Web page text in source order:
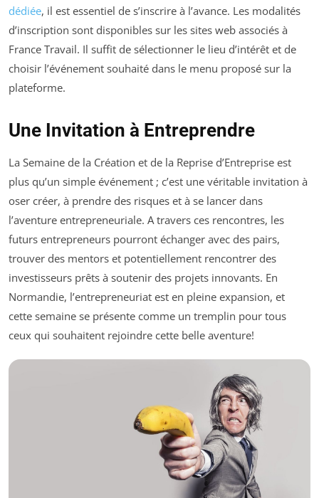
dédiée, il est essentiel de s’inscrire à l’avance. Les modalités
d’inscription sont disponibles sur les sites web associés à
France Travail. Il suffit de sélectionner le lieu d’intérêt et de
choisir l’événement souhaité dans le menu proposé sur la
plateforme.
Une Invitation à Entreprendre
La Semaine de la Création et de la Reprise d’Entreprise est
plus qu’un simple événement ; c’est une véritable invitation à
oser créer, à prendre des risques et à se lancer dans
l’aventure entrepreneuriale. A travers ces rencontres, les
futurs entrepreneurs pourront échanger avec des pairs,
trouver des mentors et potentiellement rencontrer des
investisseurs prêts à soutenir des projets innovants. En
Normandie, l’entrepreneuriat est en pleine expansion, et
cette semaine se présente comme un tremplin pour tous
ceux qui souhaitent rejoindre cette belle aventure!